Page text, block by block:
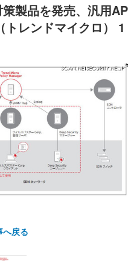
製品を発売、汎用AP
レンドマイクロ） 1
へ戻る